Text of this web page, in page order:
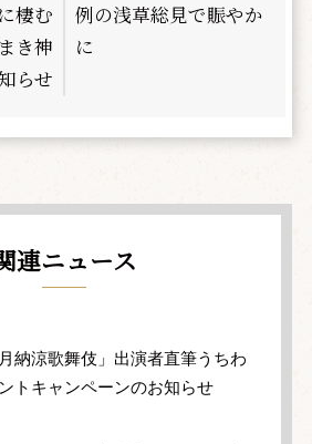
棲む
き神
らせ
例の浅草総見で賑やか
に
連ニュース
納涼歌舞伎」出演者直筆うちわ
トキャンペーンのお知らせ